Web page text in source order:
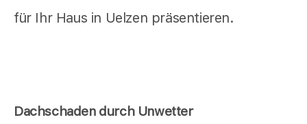
für Ihr Haus in Uelzen präsentieren.
Dachschaden durch Unwetter